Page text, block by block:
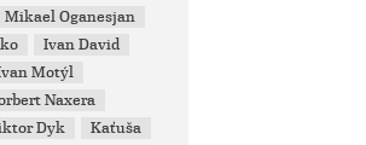
Mikael Oganesjan
Ivan David
Motýl
Naxera
Dyk
Kaťuša